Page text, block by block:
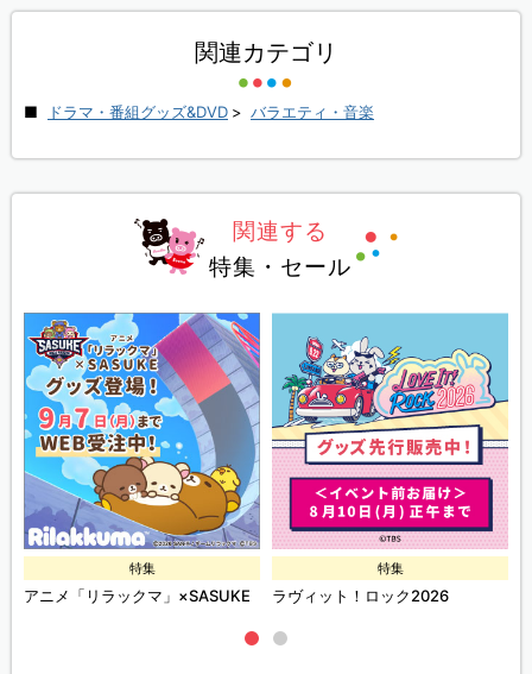
関連カテゴリ
ドラマ・番組グッズ&DVD > バラエティ・音楽
関連する
特集・セール
特集
アニメ「リラックマ」×SASUKE
特集
ラヴィット！ロック2026